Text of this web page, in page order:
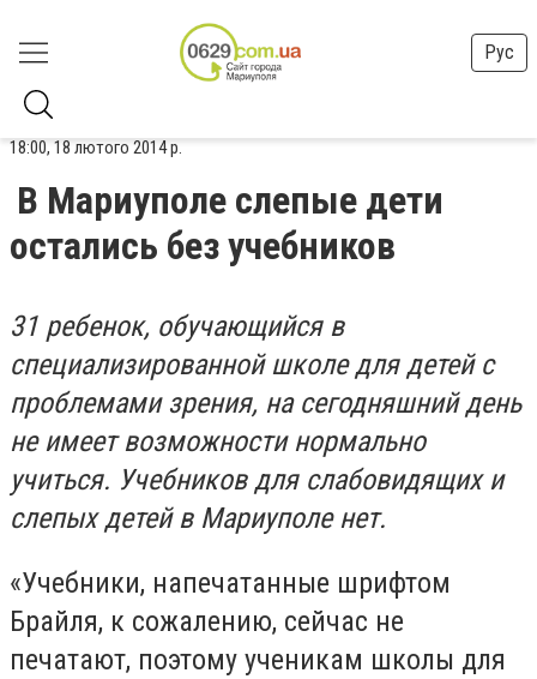
Рус
18:00, 18 лютого 2014 р.
В Мариуполе слепые дети
остались без учебников
31 ребенок, обучающийся в
специализированной школе для детей с
проблемами зрения, на сегодняшний день
не имеет возможности нормально
учиться. Учебников для слабовидящих и
слепых детей в Мариуполе нет.
«Учебники, напечатанные шрифтом
Брайля, к сожалению, сейчас не
печатают, поэтому ученикам школы для